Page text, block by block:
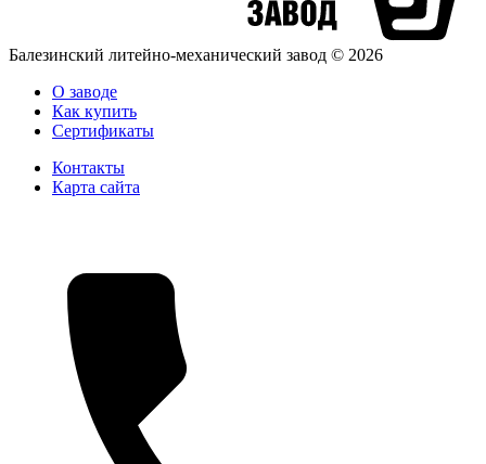
Балезинский литейно-механический завод © 2026
О заводе
Как купить
Сертификаты
Контакты
Карта сайта